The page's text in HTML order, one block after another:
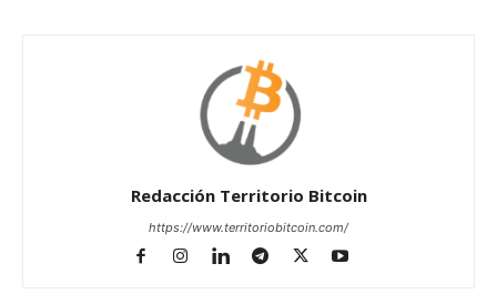
Redacción Territorio Bitcoin
https://www.territoriobitcoin.com/